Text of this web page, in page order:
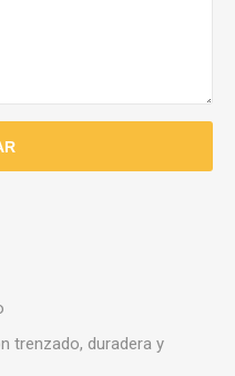
trenzado, duradera y